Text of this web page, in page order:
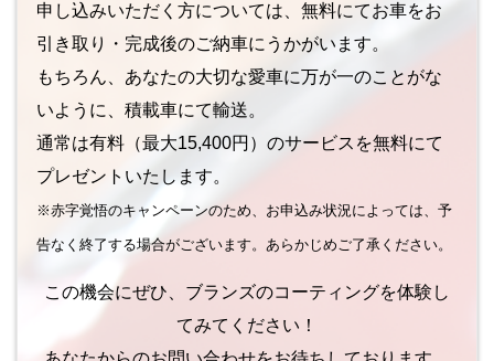
申し込みいただく方については、無料にてお車をお
引き取り・完成後のご納車にうかがいます。
もちろん、あなたの大切な愛車に万が一のことがな
いように、積載車にて輸送。
通常は有料（最大15,400円）のサービスを無料にて
プレゼントいたします。
※赤字覚悟のキャンペーンのため、お申込み状況によっては、予
告なく終了する場合がございます。あらかじめご了承ください。
この機会にぜひ、ブランズのコーティングを体験し
てみてください！